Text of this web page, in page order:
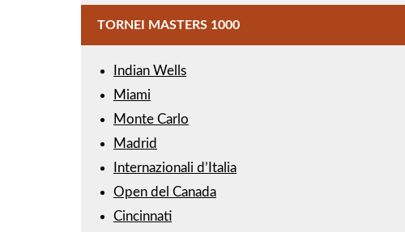
TORNEI MASTERS 1000
Indian Wells
Miami
Monte Carlo
Madrid
Internazionali d’Italia
Open del Canada
Cincinnati